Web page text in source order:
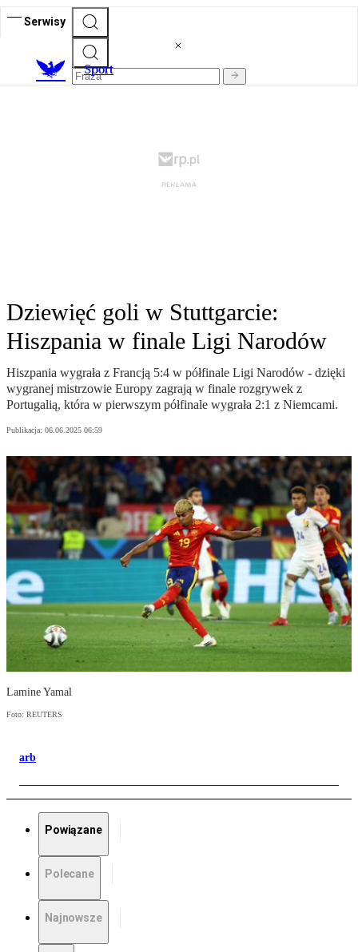
Serwisy
Sport
Dziewięć goli w Stuttgarcie:
Hiszpania w finale Ligi Narodów
Hiszpania wygrała z Francją 5:4 w półfinale Ligi Narodów - dzięki
wygranej mistrzowie Europy zagrają w finale rozgrywek z
Portugalią, która w pierwszym półfinale wygrała 2:1 z Niemcami.
Publikacja: 06.06.2025 06:59
Lamine Yamal
Foto: REUTERS
arb
Powiązane
Polecane
Najnowsze